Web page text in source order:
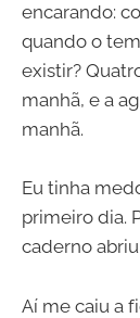
encarando:
quando o
existir?
manhã, e a
manhã.
Eu tinha
primeiro dia.
caderno
Aí me caiu a